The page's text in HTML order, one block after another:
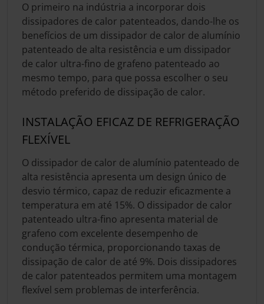
O primeiro na indústria a incorporar dois
dissipadores de calor patenteados, dando-lhe os
benefícios de um dissipador de calor de alumínio
patenteado de alta resistência e um dissipador
de calor ultra-fino de grafeno patenteado ao
mesmo tempo, para que possa escolher o seu
método preferido de dissipação de calor.
INSTALAÇÃO EFICAZ DE REFRIGERAÇÃO
FLEXÍVEL
O dissipador de calor de alumínio patenteado de
alta resistência apresenta um design único de
desvio térmico, capaz de reduzir eficazmente a
temperatura em até 15%. O dissipador de calor
patenteado ultra-fino apresenta material de
grafeno com excelente desempenho de
condução térmica, proporcionando taxas de
dissipação de calor de até 9%. Dois dissipadores
de calor patenteados permitem uma montagem
flexível sem problemas de interferência.